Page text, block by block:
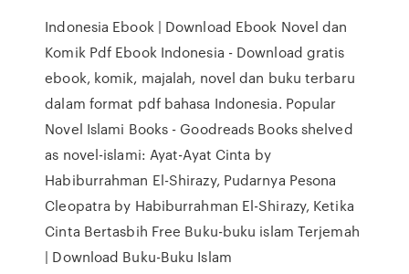
Indonesia Ebook | Download Ebook Novel dan
Komik Pdf Ebook Indonesia - Download gratis
ebook, komik, majalah, novel dan buku terbaru
dalam format pdf bahasa Indonesia. Popular
Novel Islami Books - Goodreads Books shelved
as novel-islami: Ayat-Ayat Cinta by
Habiburrahman El-Shirazy, Pudarnya Pesona
Cleopatra by Habiburrahman El-Shirazy, Ketika
Cinta Bertasbih Free Buku-buku islam Terjemah
| Download Buku-Buku Islam